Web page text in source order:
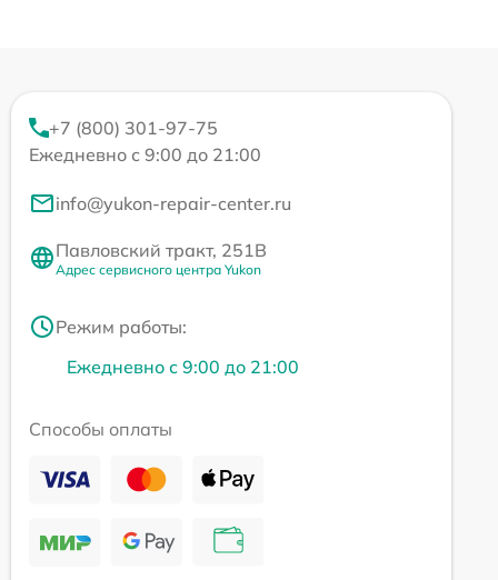
+7 (800) 301-97-75
Ежедневно с 9:00 до 21:00
info@yukon-repair-center.ru
Павловский тракт, 251В
Адрес сервисного центра Yukon
Режим работы:
Ежедневно с 9:00 до 21:00
Способы оплаты